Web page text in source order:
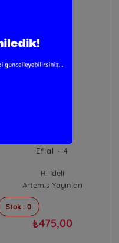
Eflal - 4
R. İdeli
Artemis Yayınları
Stok : 0
₺475,00